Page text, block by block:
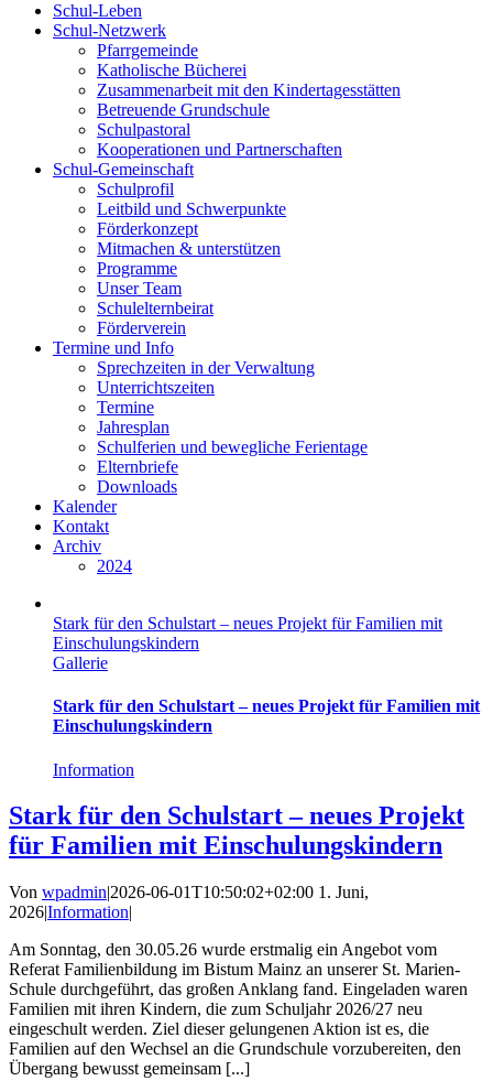
Schul-Leben
Schul-Netzwerk
Pfarrgemeinde
Katholische Bücherei
Zusammenarbeit mit den Kindertagesstätten
Betreuende Grundschule
Schulpastoral
Kooperationen und Partnerschaften
Schul-Gemeinschaft
Schulprofil
Leitbild und Schwerpunkte
Förderkonzept
Mitmachen & unterstützen
Programme
Unser Team
Schulelternbeirat
Förderverein
Termine und Info
Sprechzeiten in der Verwaltung
Unterrichtszeiten
Termine
Jahresplan
Schulferien und bewegliche Ferientage
Elternbriefe
Downloads
Kalender
Kontakt
Archiv
2024
Stark für den Schulstart – neues Projekt für Familien mit
Einschulungskindern
Gallerie
Stark für den Schulstart – neues Projekt für Familien mit
Einschulungskindern
Information
Stark für den Schulstart – neues Projekt
für Familien mit Einschulungskindern
Von wpadmin|2026-06-01T10:50:02+02:00 1. Juni,
2026|Information|
Am Sonntag, den 30.05.26 wurde erstmalig ein Angebot vom
Referat Familienbildung im Bistum Mainz an unserer St. Marien-
Schule durchgeführt, das großen Anklang fand. Eingeladen waren
Familien mit ihren Kindern, die zum Schuljahr 2026/27 neu
eingeschult werden. Ziel dieser gelungenen Aktion ist es, die
Familien auf den Wechsel an die Grundschule vorzubereiten, den
Übergang bewusst gemeinsam [...]